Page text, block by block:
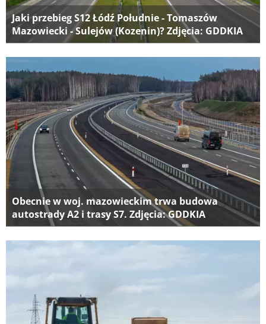
Jaki przebieg S12 Łódź Południe - Tomaszów
Mazowiecki - Sulejów (Kozenin)? Zdjęcia: GDDKIA
Obecnie w woj. mazowieckim trwa budowa
autostrady A2 i trasy S7. Zdjęcia: GDDKIA